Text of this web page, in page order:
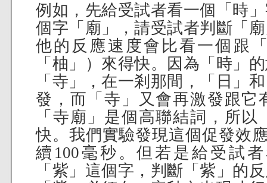
例如，先給受試者看一個「時
個字「廟」，請受試者判斷「
他的反應速度會比看一個跟
「柚」）來得快。因為「時」
「寺」，在一剎那間，「日」
發，而「寺」又會再激發跟它
「寺廟」是個高聯結詞，所
快。我們實驗發現這個促發效
續100毫秒。但若是給受試
「紫」這個字，判斷「紫」的